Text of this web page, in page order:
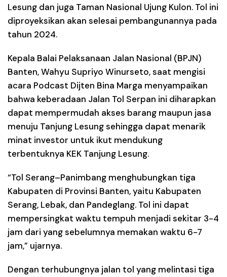
Lesung dan juga Taman Nasional Ujung Kulon. Tol ini
diproyeksikan akan selesai pembangunannya pada
tahun 2024.
Kepala Balai Pelaksanaan Jalan Nasional (BPJN)
Banten, Wahyu Supriyo Winurseto, saat mengisi
acara Podcast Dijten Bina Marga menyampaikan
bahwa keberadaan Jalan Tol Serpan ini diharapkan
dapat mempermudah akses barang maupun jasa
menuju Tanjung Lesung sehingga dapat menarik
minat investor untuk ikut mendukung
terbentuknya KEK Tanjung Lesung.
“Tol Serang–Panimbang menghubungkan tiga
Kabupaten di Provinsi Banten, yaitu Kabupaten
Serang, Lebak, dan Pandeglang. Tol ini dapat
mempersingkat waktu tempuh menjadi sekitar 3-4
jam dari yang sebelumnya memakan waktu 6-7
jam,” ujarnya.
Dengan terhubungnya jalan tol yang melintasi tiga